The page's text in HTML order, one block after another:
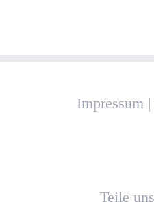
Impressum |
Teile